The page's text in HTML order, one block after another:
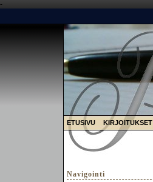
-
ETUSIVU KIRJOITUKSET
Navigointi